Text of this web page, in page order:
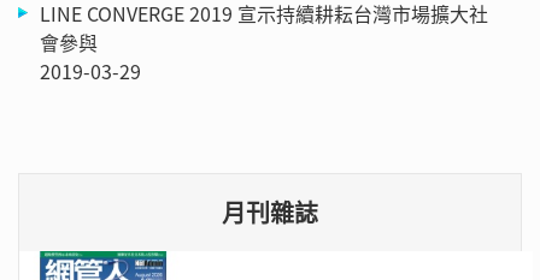
LINE CONVERGE 2019 宣示持續耕耘台灣市場擴大社
會參與
2019-03-29
月刊雜誌